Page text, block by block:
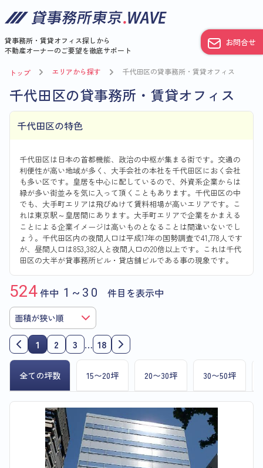
貸事務所・賃貸オフィス探しから
不動産オーナーのご要望を徹底サポート
お問合せ
トップ エリアから探す 千代田区の貸事務所・賃貸オフィス
千代田区の貸事務所・賃貸オフィス
千代田区の特色
千代田区は日本の首都機能、政治の中枢が集まる街です。交通の
利便性が高い地域が多く、大手会社の本社を千代田区におく会社
も多い区です。皇居を中心に配しているので、外資系企業からは
緑が多い街並みを気に入って頂くこともあります。千代田区の中
でも、大手町エリアは飛びぬけて賃料相場が高いエリアです。こ
れは東京駅～皇居間にあります。大手町エリアで企業をかまえる
ことによる企業イメージは高いものとなることは間違いないでし
ょう。千代田区内の夜間人口は平成17年の国勢調査で41,778人です
が、昼間人口は853,382人と夜間人口の20倍以上です。これは千代
田区の大半が貸事務所ビル・貸店舗ビルである事の現象です。
524件中 1~30 件目を表示中
1 2 3 … 18
全ての坪数 15〜20坪 20〜30坪 30〜50坪